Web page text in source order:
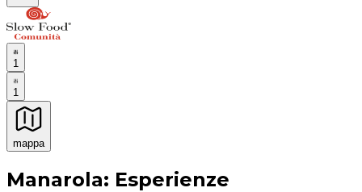
1
1
mappa
Esperienze culinarie indimenticabili: Esperienze
Manarola: Esperienze